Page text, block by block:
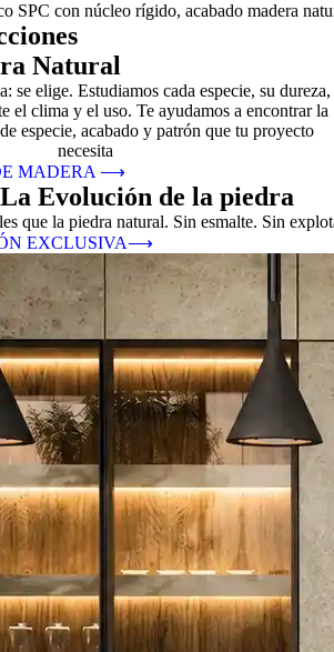
SPC con núcleo rígido, acabado madera
Natural
se elige. Estudiamos cada especie, su dureza,
el clima y el uso. Te ayudamos a encontrar la
especie, acabado y patrón que tu proyecto
necesita
MADERA ⟶
Evolución de la piedra
que la piedra natural. Sin esmalte. Sin
EXCLUSIVA⟶